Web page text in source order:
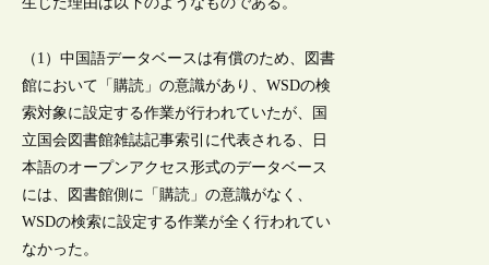
（1）中国語データベースは有償のため、図書
館において「購読」の意識があり、WSDの検
索対象に設定する作業が行われていたが、国
立国会図書館雑誌記事索引に代表される、日
本語のオープンアクセス形式のデータベース
には、図書館側に「購読」の意識がなく、
WSDの検索に設定する作業が全く行われてい
なかった。